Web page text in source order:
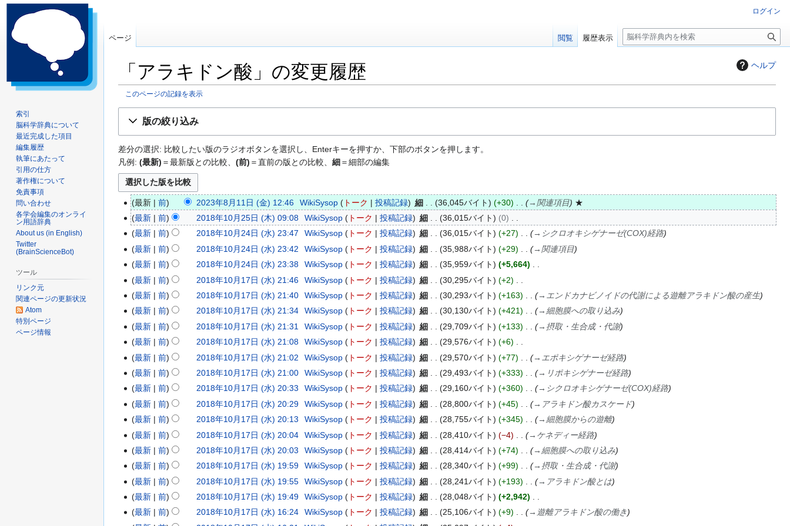
ヘルプ
「アラキドン酸」の変更履歴
このページの記録を表示
ー
シ
ョ
ン
に
移
動
移
動
版の絞り込み
差分の選択: 比較したい版のラジオボタンを選択し、Enterキーを押すか、下部のボタンを押します。
凡例: (最新) ＝最新版との比較、 (前) ＝直前の版との比較、 細＝細部の編集
年
月
日
金
最新 前 2023年8月11日 (金) 12:46 WikiSysop トーク 投稿記録 細 36,045バイト +30 → 関連項目 ★
年
月
日
木
最新 前 2018年10月25日 (木) 09:08 WikiSysop トーク 投稿記録 細 36,015バイト
0
編
の
要
約
な
し
年
月
日
水
最新 前 2018年10月24日 (水) 23:47 WikiSysop トーク 投稿記録 細 36,015バイト +27 → シクロオキシゲナーゼ(COX)経路
最新
前 2018年10月24日 (水) 23:42 WikiSysop トーク 投稿記録 細 35,988バイト +29 → 関連項目
最新
前 2018年10月24日 (水) 23:38 WikiSysop トーク 投稿記録 細 35,959バイト
+5,664
編
集
の
要
約
な
し
年
月
日
水
最新 前 2018年10月17日 (水) 21:46 WikiSysop トーク 投稿記録 細 30,295バイト
+2
編
集
の
要
約
な
し
最新 前 2018年10月17日 (水) 21:40 WikiSysop トーク 投稿記録 細 30,293バイト +163 → エンドカナビノイドの代謝による遊離アラキドン酸の産生
最新
前 2018年10月17日 (水) 21:34 WikiSysop トーク 投稿記録 細 30,130バイト +421 →細胞膜への取り込み
最新
前 2018年10月17日 (水) 21:31 WikiSysop トーク 投稿記録 細 29,709バイト +133 → 摂取・生合成・代謝
最新
前 2018年10月17日 (水) 21:08 WikiSysop トーク 投稿記録 細 29,576バイト
+6
編
の
要
約
な
し
最新 前 2018年10月17日 (水) 21:02 WikiSysop トーク 投稿記録 細 29,570バイト +77 → エポキシゲナーゼ経路
最新
前 2018年10月17日 (水) 21:00 WikiSysop トーク 投稿記録 細 29,493バイト +333 → リポキシゲナーゼ経路
最新
前 2018年10月17日 (水) 20:33 WikiSysop トーク 投稿記録 細 29,160バイト +360 → シクロオキシゲナーゼ(COX)経路
最新
前 2018年10月17日 (水) 20:29 WikiSysop トーク 投稿記録 細 28,800バイト +45 → アラキドン酸カスケード
最新
前 2018年10月17日 (水) 20:13 WikiSysop トーク 投稿記録 細 28,755バイト +345 → 細胞膜からの遊離
最新
前 2018年10月17日 (水) 20:04 WikiSysop トーク 投稿記録 細 28,410バイト −4 → ケネディー経路
最新
前 2018年10月17日 (水) 20:03 WikiSysop トーク 投稿記録 細 28,414バイト +74 → 細胞膜への取り込み
最新
前 2018年10月17日 (水) 19:59 WikiSysop トーク 投稿記録 細 28,340バイト +99 → 摂取・生合成・代謝
最新
前 2018年10月17日 (水) 19:55 WikiSysop トーク 投稿記録 細 28,241バイト +193 → アラキドン酸とは
最新
前 2018年10月17日 (水) 19:49 WikiSysop トーク 投稿記録 細 28,048バイト
+2,942
編最新 前 2018年10月17日 (水) 16:24 WikiSysop トーク 投稿記録 細 25,106バイト +9 → 遊離アラキドン酸の働き
ログイン
ページ 閲覧 履歴表示
検
索
索引
脳科学辞典について
最近完成した項目
編集履歴
執筆にあたって
引用の仕方
著作権について
免責事項
問い合わせ
各学会編集のオンライ
ン用語辞典
About us (in English)
Twitter
(BrainScienceBot)
ツール
リンク元
関連ページの更新状況
Atom
特別ページ
ページ情報